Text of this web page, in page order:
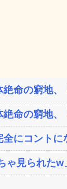
命の窮地、
命の窮地、
全にコント
ゃ見られたw